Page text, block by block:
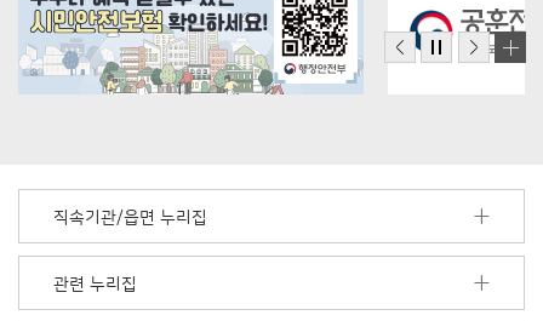
직속기관/읍면 누리집
관련 누리집